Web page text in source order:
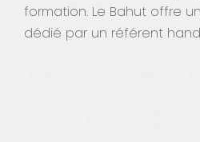
formation. Le Bahut offre
dédié par un référent